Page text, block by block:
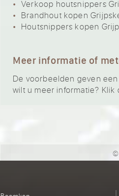
Verkoop houtsnippers
Brandhout kopen
Houtsnippers kopen
Meer informatie of
De voorbeelden geven
wilt u meer informatie? Klik
©